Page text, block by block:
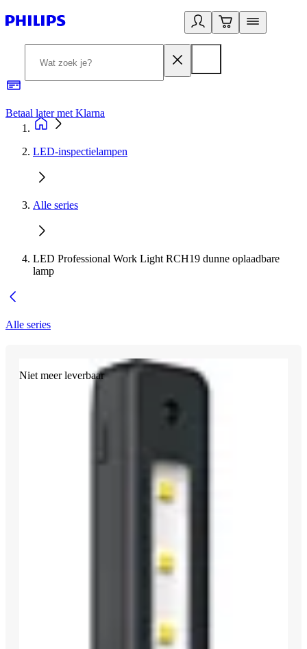
Betaal later met Klarna
LED-inspectielampen
Alle series
LED Professional Work Light RCH19 dunne oplaadbare
lamp
Alle series
Niet meer leverbaar